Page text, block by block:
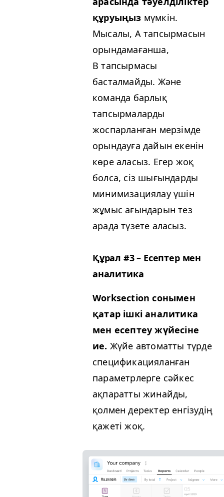
құруыңыз мүмкін.
Мысалы, А тапсырмасын
орындамағанша,
В тапсырмасы
басталмайды. Және
команда барлық
тапсырмаларды
жоспарланған мерзімде
орындауға дайын екенін
көре аласыз. Егер жоқ
болса, сіз шығындарды
минимизациялау үшін
жұмыс ағындарын тез
арада түзете аласыз.
Құрал #3 – Есептер мен
аналитика
Work­sec­tion сонымен
қатар ішкі аналитика
мен есептеу жүйесіне
ие. Жүйе автоматты түрде
спецификацияланған
параметрлерге сәйкес
ақпаратты жинайды,
қолмен деректер енгізудің
қажеті жоқ.